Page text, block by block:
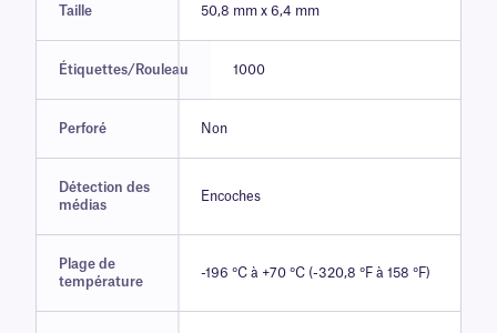
Taille 50,8 mm x 6,4 mm
Étiquettes/Rouleau 1000
Perforé Non
Détection des
médias
Encoches
Plage de
température
-196 °C à +70 °C (-320,8 °F à 158 °F)